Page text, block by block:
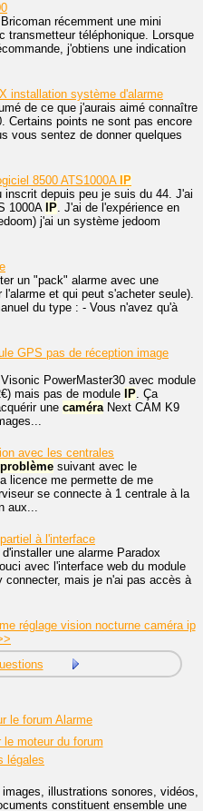
récemment une mini
transmetteur téléphonique. Lorsque
j'obtiens une indication
installation système d'alarme
de ce que j'aurais aimé connaître
Certains points ne sont pas encore
vous sentez de donner quelques
8500 ATS1000A
IP
inscrit depuis peu je suis du 44. J'ai
1000A IP. J'ai de l'expérience en
j'ai un système jedoom
un "pack" alarme avec une
l'alarme et qui peut s'acheter seule).
du type : - Vous n'avez qu'à
GPS pas de réception image
PowerMaster30 avec module
mais pas de module
IP. Ça
une caméraNext CAM K9
avec les centrales
problème suivant avec le
licence me permette de me
se connecte à 1 centrale à la
aux...
à l'interface
une alarme Paradox
avec l'interface web du module
connecter, mais je n'ai pas accès à
réglage vision nocturne caméra ip
le forum Alarme
le moteur du forum
légales
illustrations sonores, vidéos,
constituent ensemble une